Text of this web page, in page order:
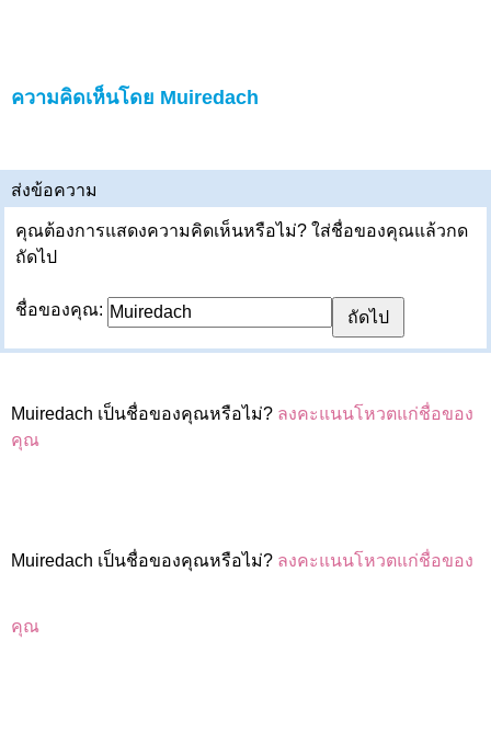
ความคิดเห็นโดย Muiredach
ส่งข้อความ
คุณต้องการแสดงความคิดเห็นหรือไม่? ใส่ชื่อของคุณแล้วกด
ถัดไป
ชื่อของคุณ:
Muiredach เป็นชื่อของคุณหรือไม่? ลงคะแนนโหวตแก่ชื่อของ
คุณ
Muiredach เป็นชื่อของคุณหรือไม่? ลงคะแนนโหวตแก่ชื่อของ
คุณ